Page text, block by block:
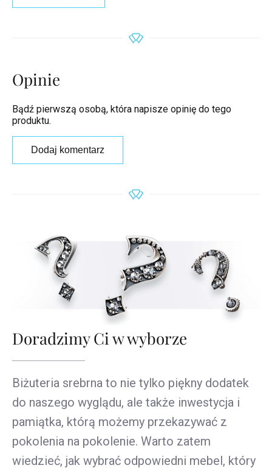
Opinie
Bądź pierwszą osobą, która napisze opinię do tego
produktu.
Dodaj komentarz
Doradzimy Ci w wyborze
Biżuteria srebrna to nie tylko piękny dodatek
do naszego wyglądu, ale także inwestycja i
pamiątka, którą możemy przekazywać z
pokolenia na pokolenie. Warto zatem
wiedzieć, jak wybrać odpowiedni mebel, który